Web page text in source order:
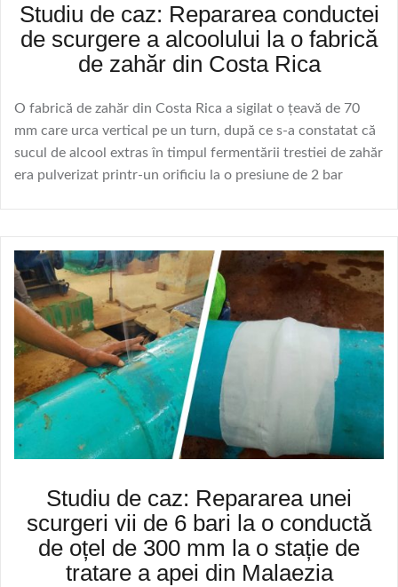
Studiu de caz: Repararea conductei
de scurgere a alcoolului la o fabrică
de zahăr din Costa Rica
O fabrică de zahăr din Costa Rica a sigilat o țeavă de 70
mm care urca vertical pe un turn, după ce s-a constatat că
sucul de alcool extras în timpul fermentării trestiei de zahăr
era pulverizat printr-un orificiu la o presiune de 2 bar
Studiu de caz: Repararea unei
scurgeri vii de 6 bari la o conductă
de oțel de 300 mm la o stație de
tratare a apei din Malaezia